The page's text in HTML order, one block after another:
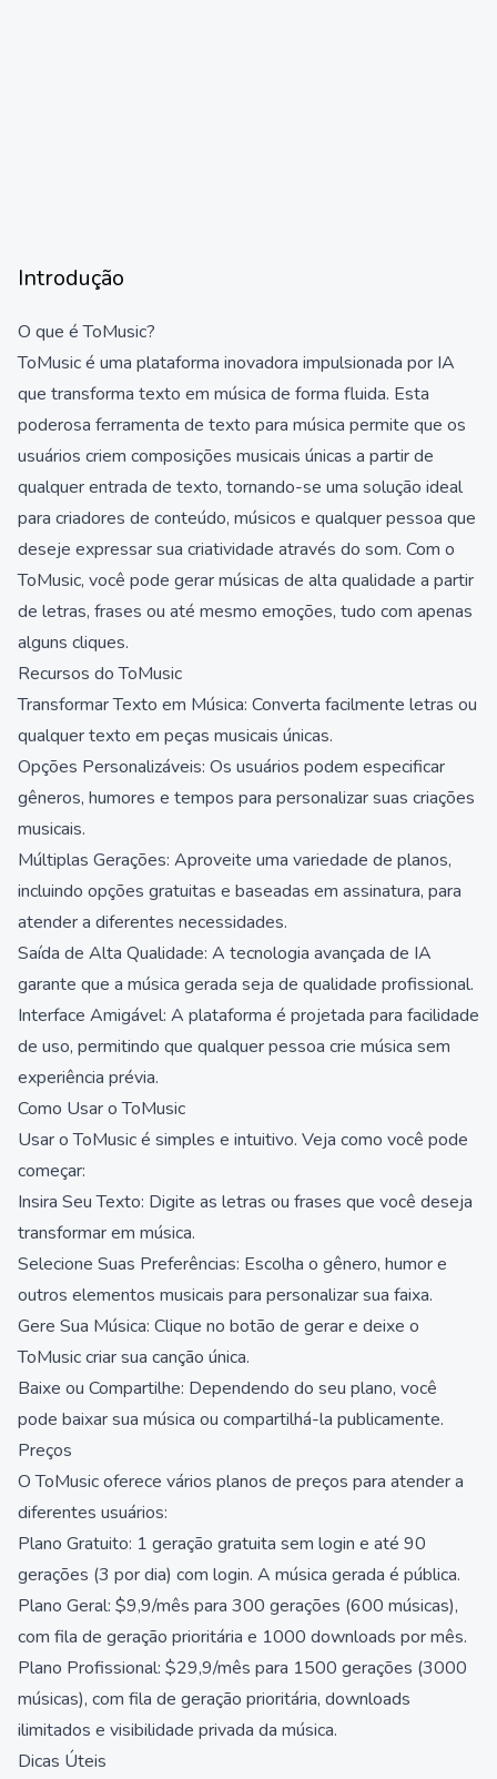
Introdução
O que é ToMusic?
ToMusic é uma plataforma inovadora impulsionada por IA
que transforma texto em música de forma fluida. Esta
poderosa ferramenta de texto para música permite que os
usuários criem composições musicais únicas a partir de
qualquer entrada de texto, tornando-se uma solução ideal
para criadores de conteúdo, músicos e qualquer pessoa que
deseje expressar sua criatividade através do som. Com o
ToMusic, você pode gerar músicas de alta qualidade a partir
de letras, frases ou até mesmo emoções, tudo com apenas
alguns cliques.
Recursos do ToMusic
Transformar Texto em Música: Converta facilmente letras ou
qualquer texto em peças musicais únicas.
Opções Personalizáveis: Os usuários podem especificar
gêneros, humores e tempos para personalizar suas criações
musicais.
Múltiplas Gerações: Aproveite uma variedade de planos,
incluindo opções gratuitas e baseadas em assinatura, para
atender a diferentes necessidades.
Saída de Alta Qualidade: A tecnologia avançada de IA
garante que a música gerada seja de qualidade profissional.
Interface Amigável: A plataforma é projetada para facilidade
de uso, permitindo que qualquer pessoa crie música sem
experiência prévia.
Como Usar o ToMusic
Usar o ToMusic é simples e intuitivo. Veja como você pode
começar:
Insira Seu Texto: Digite as letras ou frases que você deseja
transformar em música.
Selecione Suas Preferências: Escolha o gênero, humor e
outros elementos musicais para personalizar sua faixa.
Gere Sua Música: Clique no botão de gerar e deixe o
ToMusic criar sua canção única.
Baixe ou Compartilhe: Dependendo do seu plano, você
pode baixar sua música ou compartilhá-la publicamente.
Preços
O ToMusic oferece vários planos de preços para atender a
diferentes usuários:
Plano Gratuito: 1 geração gratuita sem login e até 90
gerações (3 por dia) com login. A música gerada é pública.
Plano Geral: $9,9/mês para 300 gerações (600 músicas),
com fila de geração prioritária e 1000 downloads por mês.
Plano Profissional: $29,9/mês para 1500 gerações (3000
músicas), com fila de geração prioritária, downloads
ilimitados e visibilidade privada da música.
Dicas Úteis